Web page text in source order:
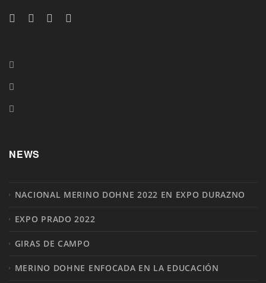
NEWS
NACIONAL MERINO DOHNE 2022 EN EXPO DURAZNO
EXPO PRADO 2022
GIRAS DE CAMPO
MERINO DOHNE ENFOCADA EN LA EDUCACIÓN